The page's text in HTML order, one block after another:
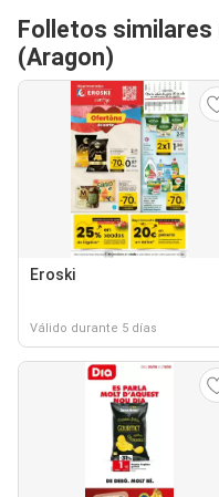
Folletos similares
(Aragon)
Eroski
Válido durante 5 días